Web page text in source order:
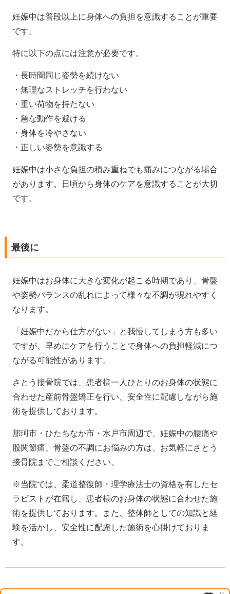
妊娠中は普段以上に身体への負担を意識することが重要
です。
特に以下の点には注意が必要です。
・長時間同じ姿勢を続けない
・無理なストレッチを行わない
・重い荷物を持たない
・急な動作を避ける
・身体を冷やさない
・正しい姿勢を意識する
妊娠中は小さな負担の積み重ねでも痛みにつながる場合
があります。日頃から身体のケアを意識することが大切
です。
最後に
妊娠中はお身体に大きな変化が起こる時期であり、骨盤
や姿勢バランスの乱れによって様々な不調が現れやすく
なります。
「妊娠中だから仕方がない」と我慢してしまう方も多い
ですが、早めにケアを行うことで身体への負担軽減につ
ながる可能性があります。
さとう接骨院では、患者様一人ひとりのお身体の状態に
合わせた産前骨盤矯正を行い、安全性に配慮しながら施
術を提供しております。
那珂市・ひたちなか市・水戸市周辺で、妊娠中の腰痛や
股関節痛、骨盤の不調にお悩みの方は、お気軽にさとう
接骨院までご相談ください。
※当院では、柔道整復師・理学療法士の資格を有したセ
ラピストが在籍し、患者様のお身体の状態に合わせた施
術を提供しております。また、整体師としての知識と経
験を活かし、安全性に配慮した施術を心掛けておりま
す。